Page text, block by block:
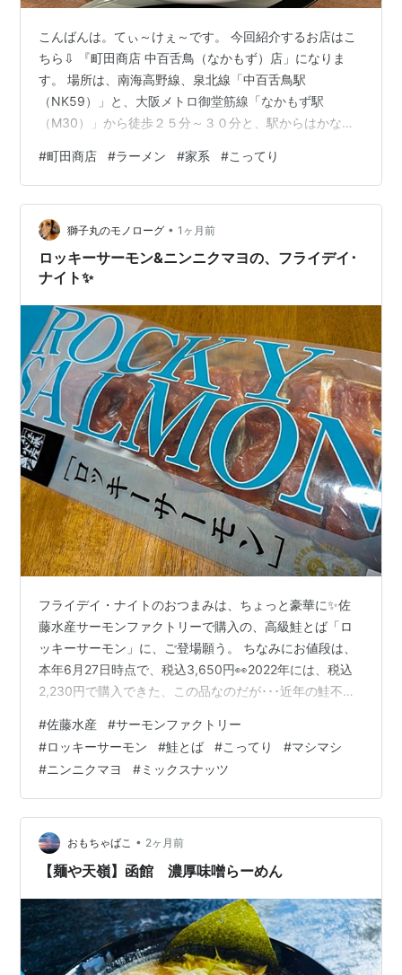
こんばんは。てぃ～けぇ～です。 今回紹介するお店はこ
ちら⇩ 『町田商店 中百舌鳥（なかもず）店」になりま
す。 場所は、南海高野線、泉北線「中百舌鳥駅
（NK59）」と、大阪メトロ御堂筋線「なかもず駅
（M30）」から徒歩２５分～３０分と、駅からはかなり
のが一番いいですね。 『町田商店 中百舌鳥店』 住所：
大阪府堺市北区百舌鳥陵南町（もずりょうなんちょう）
３－１６４ ＭＡＰ：
https://maps.app.goo.gl/wF36cKsmmPLvSD3U8 ☎：
不明 ＨＰ：横浜家系ラーメン 町田商店｜MACHIDA
SHOTEN 公式サイト 営業時…
#町田商店 #ラーメン #家系 #こってり
獅子丸のモノローグ • 1ヶ月前
ロッキーサーモン&ニンニクマヨの、フライデイ･
ナイト✨
フライデイ・ナイトのおつまみは、ちょっと豪華に✨佐
藤水産サーモンファクトリーで購入の、高級鮭とば「ロ
ッキーサーモン」に、ご登場願う。 ちなみにお値段は、
本年6月27日時点で、税込3,650円👀2022年には、税込
2,230円で購入できた、この品なのだが･･･近年の鮭不漁
もあれ。金曜夜を祝して、いっただっきま～す🙏 まさに
ロッキー山脈のごとく、切り立ったその鮭の身😋むにゅ
りとしながらもしっかりとした、その歯ごたえ。咀嚼す
ると、旨味がじゅわじゅわじゅわじゅわと、口中に溢れ
出す💛そしてその皮は、まさに【プレミアム海鮮ガム】
それをくちゅくちゅと…
#佐藤水産 #サーモンファクトリー
#ロッキーサーモン #鮭とば #こってり #マシマシ
#ニンニクマヨ #ミックスナッツ
おもちゃばこ • 2ヶ月前
【麺や天嶺】函館 濃厚味噌らーめん